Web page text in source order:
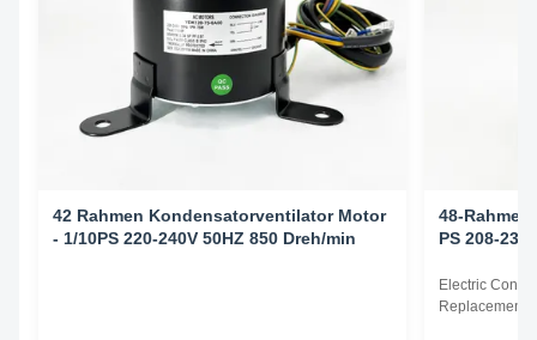
42 Rahmen Kondensatorventilator Motor
- 1/10PS 220-240V 50HZ 850 Dreh/min
48-
PS 208-230
Electric
Replacement